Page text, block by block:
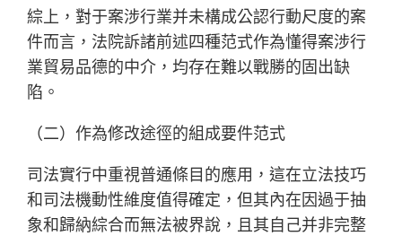
綜上，對于案涉行業并未構成公認行動尺度的案
件而言，法院訴諸前述四種范式作為懂得案涉行
業貿易品德的中介，均存在難以戰勝的固出缺
陷。
（二）作為修改途徑的組成要件范式
司法實行中重視普通條目的應用，這在立法技巧
和司法機動性維度值得確定，但其內在因過于抽
象和歸納綜合而無法被界說，且其自己并非完整